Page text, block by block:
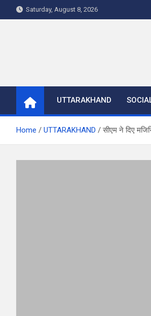
to
Saturday, August 8, 2026
UTTARAKHAND
Home UTTARAKHAND सीएम ने दिए